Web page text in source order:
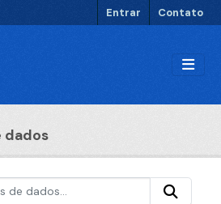
Entrar Contato
dados